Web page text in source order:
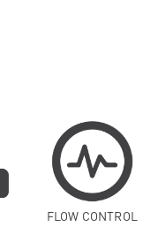
FLOW CONTROL